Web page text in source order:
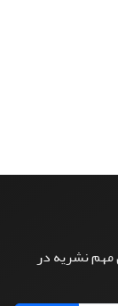
مهم نشریه در